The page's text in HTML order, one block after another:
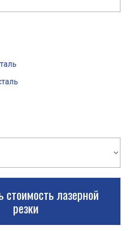
стоимость лазерной
резки